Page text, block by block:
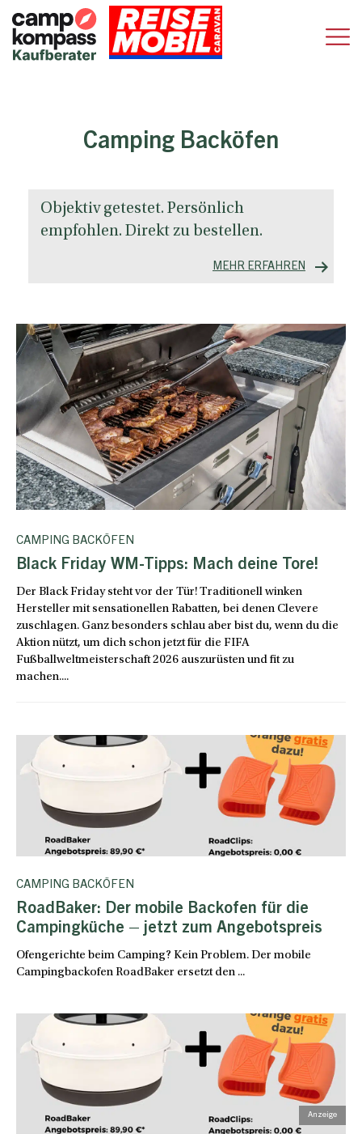
Camping Backöfen
Objektiv getestet. Persönlich
empfohlen. Direkt zu bestellen.
MEHR ERFAHREN
CAMPING BACKÖFEN
Black Friday WM-Tipps: Mach deine Tore!
Der Black Friday steht vor der Tür! Traditionell winken
Hersteller mit sensationellen Rabatten, bei denen Clevere
zuschlagen. Ganz besonders schlau aber bist du, wenn du die
Aktion nützt, um dich schon jetzt für die FIFA
Fußballweltmeisterschaft 2026 auszurüsten und fit zu
machen....
CAMPING BACKÖFEN
RoadBaker: Der mobile Backofen für die
Campingküche – jetzt zum Angebotspreis
Ofengerichte beim Camping? Kein Problem. Der mobile
Campingbackofen RoadBaker ersetzt den ...